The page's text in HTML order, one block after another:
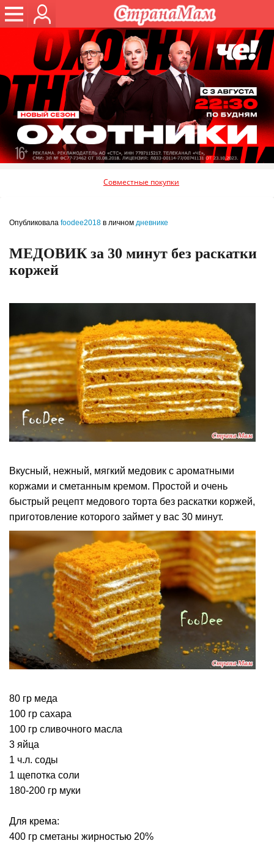
Совместные покупки
Опубликовала foodee2018 в личном дневнике
МЕДОВИК за 30 минут без раскатки
коржей
Вкусный, нежный, мягкий медовик с ароматными
коржами и сметанным кремом. Простой и очень
быстрый рецепт медового торта без раскатки коржей,
приготовление которого займет у вас 30 минут.
80 гр меда
100 гр сахара
100 гр сливочного масла
3 яйца
1 ч.л. соды
1 щепотка соли
180-200 гр муки
Для крема:
400 гр сметаны жирностью 20%